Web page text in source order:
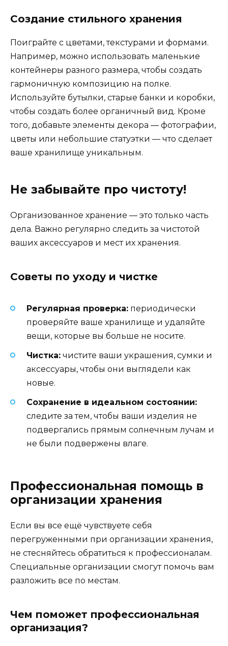
Создание стильного хранения
Поиграйте с цветами, текстурами и формами.
Например, можно использовать маленькие
контейнеры разного размера, чтобы создать
гармоничную композицию на полке.
Используйте бутылки, старые банки и коробки,
чтобы создать более органичный вид. Кроме
того, добавьте элементы декора — фотографии,
цветы или небольшие статуэтки — что сделает
ваше хранилище уникальным.
Не забывайте про чистоту!
Организованное хранение — это только часть
дела. Важно регулярно следить за чистотой
ваших аксессуаров и мест их хранения.
Советы по уходу и чистке
Регулярная проверка: периодически
проверяйте ваше хранилище и удаляйте
вещи, которые вы больше не носите.
Чистка: чистите ваши украшения, сумки и
аксессуары, чтобы они выглядели как
новые.
Сохранение в идеальном состоянии:
следите за тем, чтобы ваши изделия не
подвергались прямым солнечным лучам и
не были подвержены влаге.
Профессиональная помощь в
организации хранения
Если вы все ещё чувствуете себя
перегруженными при организации хранения,
не стесняйтесь обратиться к профессионалам.
Специальные организации смогут помочь вам
разложить все по местам.
Чем поможет профессиональная
организация?